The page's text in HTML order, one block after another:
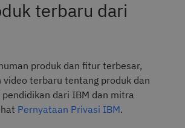
terbaru dari
produk dan fitur terbesar,
terbaru tentang produk dan
dari IBM dan mitra
Pernyataan Privasi IBM.